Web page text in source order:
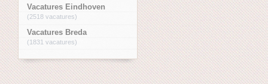
Vacatures Eindhoven
(2518 vacatures)
Vacatures Breda
(1831 vacatures)